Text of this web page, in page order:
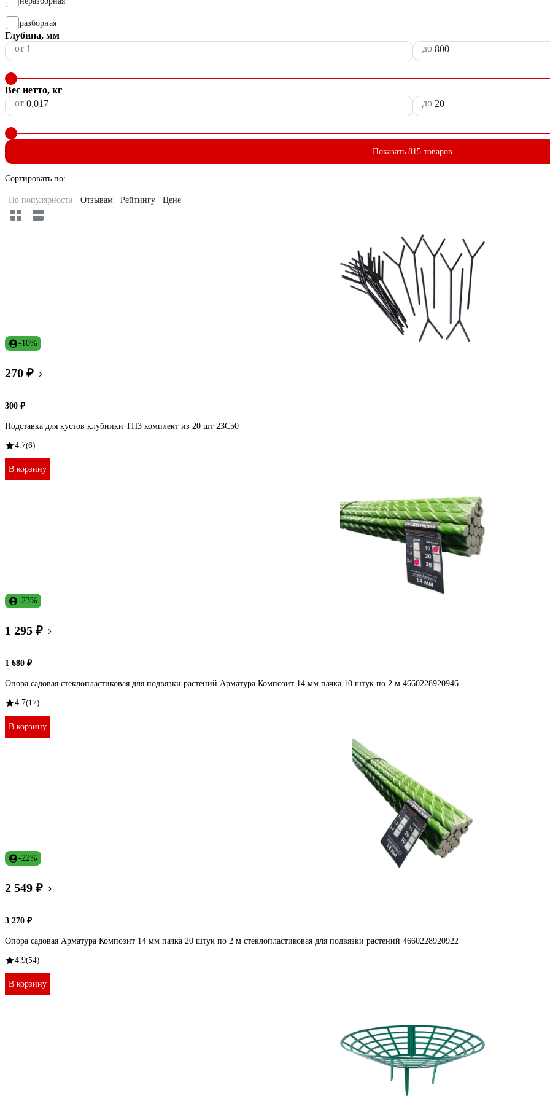
разборная
Глубина, мм
от
до
Вес нетто, кг
от
до
Показать 815 товаров
Сортировать по:
По популярности Отзывам Рейтингу Цене
-10%
270 ₽
300 ₽
Подставка для кустов клубники ТПЗ комплект из 20 шт 23С50
4.7(6)
В корзину
-23%
1 295 ₽
1 680 ₽
Опора садовая стеклопластиковая для подвязки растений Арматура Композит 14 мм пачка 10 штук по 2 м 4660228920946
4.7(17)
В корзину
-22%
2 549 ₽
3 270 ₽
Опора садовая Арматура Композит 14 мм пачка 20 штук по 2 м стеклопластиковая для подвязки растений 4660228920922
4.9(54)
В корзину